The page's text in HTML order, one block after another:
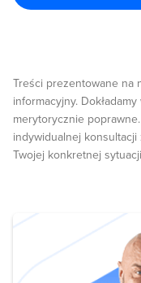
Treści prezentowane na
informacyjny.
merytorycznie
indywidualnej
Twojej konkretnej